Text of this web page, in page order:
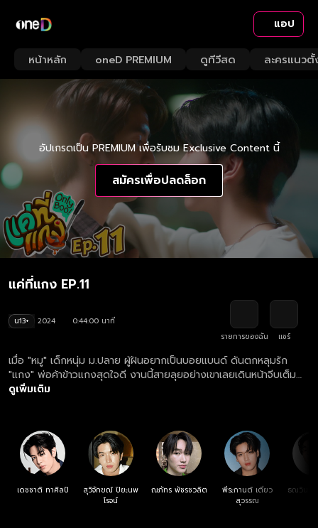
แอป
หน้าหลัก oneD PREMIUM ดูทีวีสด ละครแนวตั้
อัปเกรดเป็น PREMIUM เพื่อรับชม Exclusive Content นี้
สมัครเพื่อปลดล็อก
แค่ที่แกง EP.11
น13+ 2024
0:44:00 นาที
รายการของฉัน
แชร์
เมื่อ "หมู" เด็กหนุ่ม ม.ปลาย ผู้ฝันอยากเป็นบอยแบนด์ ดันตกหลุมรัก
"แกง" พ่อค้าข้าวแกงสุดใจดี งานนี้สายลุยอย่างเขาเลยเดินหน้าจีบเต็ม
กำลังไปพร้อมกับการฝึกซ้อมอย่างหนัก จนในที่สุดฝันก็เป็นจริงเมื่อได้เดบิ
เดินหน้าต่อในเส้นทางฝัน หรือจะหันหลังกลับมาคว้าหัวใจของแกง?
ดูเพิ่มเติม
เดชชาติ ทาศิลป์
สุวิจักขณ์ ปิยะนพ
โรจน์
ณภัทร​ พัชรชวลิต
พีระกานต์ เตียว
สุวรรณ
ธณวิน ธี